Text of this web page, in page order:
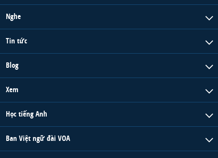
Nghe
Tin tức
Blog
Xem
Học tiếng Anh
Ban Việt ngữ đài VOA